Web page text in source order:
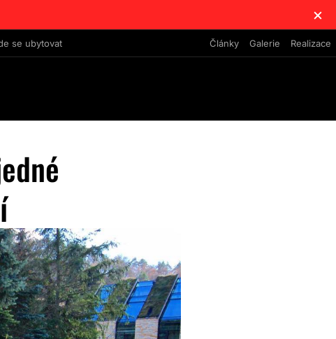
×
se ubytovat Články Galerie Realizace